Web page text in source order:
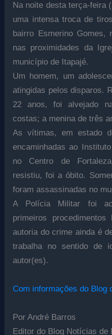
Na noite desta terça-feira
uma intensa troca de
bairro Esmerino Gomes,
nas proximidades da
município de Itapajé.
Um homem, um
atingidas pelos disparos.
22 anos, foi alvejado
costas; a menina de três
As vítimas, em estado
encaminhadas ao
no Centro de
resistiu, foi a óbito.
foram assassinadas no
A Polícia Militar foi
primeiros
autoria do crime ainda é
trabalha no sentido de
autor(es).
Com informações do Blog
Por André Barros
Editor do Blog Notícias de